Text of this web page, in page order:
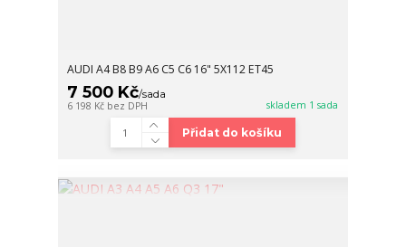
AUDI A4 B8 B9 A6 C5 C6 16" 5X112 ET45
7 500 Kč/sada
6 198 Kč bez DPH skladem 1 sada
Přidat do košíku